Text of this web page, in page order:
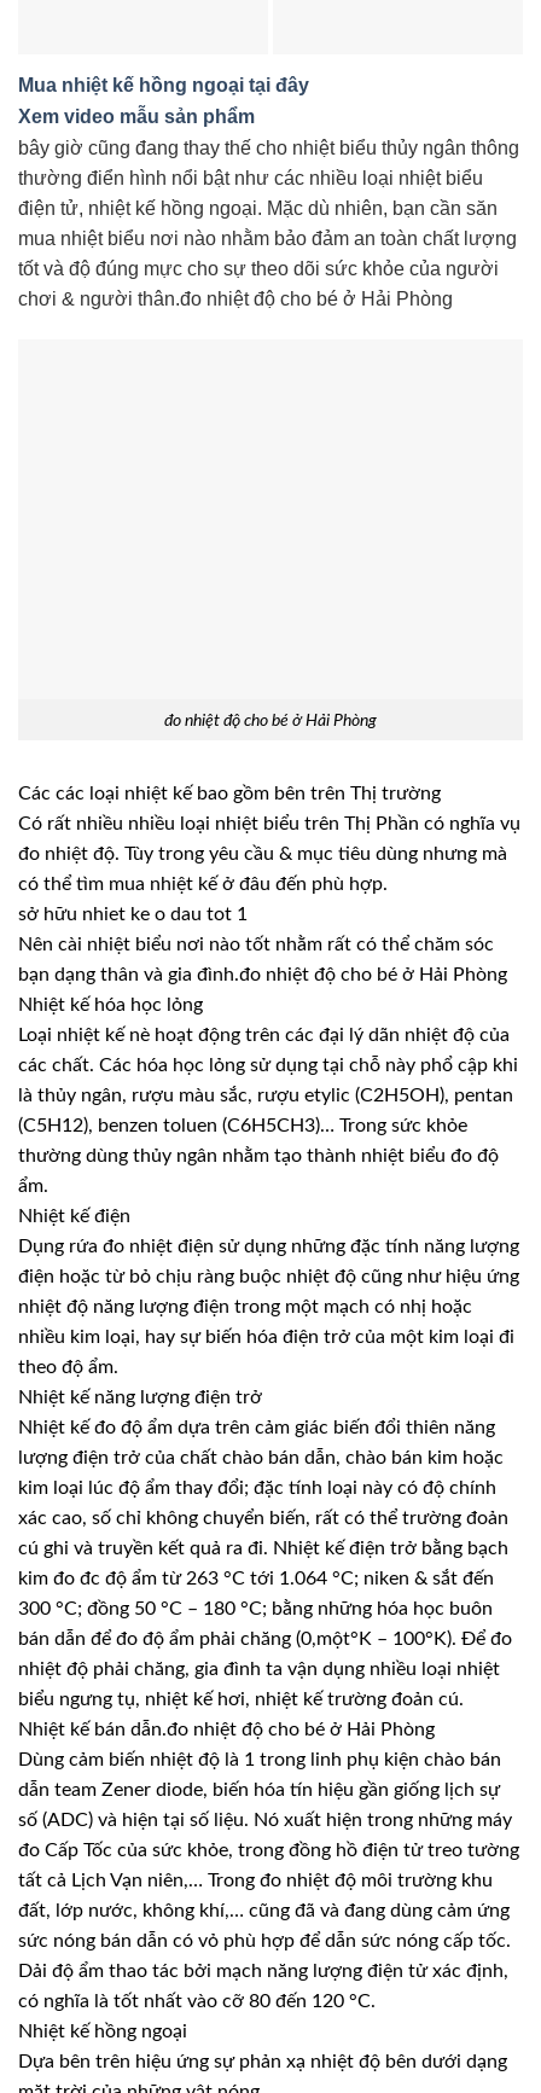
Mua nhiệt kế hồng ngoại tại đây
Xem video mẫu sản phẩm
bây giờ cũng đang thay thế cho nhiệt biểu thủy ngân thông
thường điển hình nổi bật như các nhiều loại nhiệt biểu
điện tử, nhiệt kế hồng ngoại. Mặc dù nhiên, bạn cần săn
mua nhiệt biểu nơi nào nhằm bảo đảm an toàn chất lượng
tốt và độ đúng mực cho sự theo dõi sức khỏe của người
chơi & người thân.đo nhiệt độ cho bé ở Hải Phòng
đo nhiệt độ cho bé ở Hải Phòng
Các các loại nhiệt kế bao gồm bên trên Thị trường
Có rất nhiều nhiều loại nhiệt biểu trên Thị Phần có nghĩa vụ
đo nhiệt độ. Tùy trong yêu cầu & mục tiêu dùng nhưng mà
có thể tìm mua nhiệt kế ở đâu đến phù hợp.
sở hữu nhiet ke o dau tot 1
Nên cài nhiệt biểu nơi nào tốt nhằm rất có thể chăm sóc
bạn dạng thân và gia đình.đo nhiệt độ cho bé ở Hải Phòng
Nhiệt kế hóa học lỏng
Loại nhiệt kế nè hoạt động trên các đại lý dãn nhiệt độ của
các chất. Các hóa học lỏng sử dụng tại chỗ này phổ cập khi
là thủy ngân, rượu màu sắc, rượu etylic (C2H5OH), pentan
(C5H12), benzen toluen (C6H5CH3)… Trong sức khỏe
thường dùng thủy ngân nhằm tạo thành nhiệt biểu đo độ
ẩm.
Nhiệt kế điện
Dụng rứa đo nhiệt điện sử dụng những đặc tính năng lượng
điện hoặc từ bỏ chịu ràng buộc nhiệt độ cũng như hiệu ứng
nhiệt độ năng lượng điện trong một mạch có nhị hoặc
nhiều kim loại, hay sự biến hóa điện trở của một kim loại đi
theo độ ẩm.
Nhiệt kế năng lượng điện trở
Nhiệt kế đo độ ẩm dựa trên cảm giác biến đổi thiên năng
lượng điện trở của chất chào bán dẫn, chào bán kim hoặc
kim loại lúc độ ẩm thay đổi; đặc tính loại này có độ chính
xác cao, số chỉ không chuyển biến, rất có thể trường đoản
cú ghi và truyền kết quả ra đi. Nhiệt kế điện trở bằng bạch
kim đo đc độ ẩm từ 263 °C tới 1.064 °C; niken & sắt đến
300 °C; đồng 50 °C – 180 °C; bằng những hóa học buôn
bán dẫn để đo độ ẩm phải chăng (0,một°K – 100°K). Để đo
nhiệt độ phải chăng, gia đình ta vận dụng nhiều loại nhiệt
biểu ngưng tụ, nhiệt kế hơi, nhiệt kế trường đoản cú.
Nhiệt kế bán dẫn.đo nhiệt độ cho bé ở Hải Phòng
Dùng cảm biến nhiệt độ là 1 trong linh phụ kiện chào bán
dẫn team Zener diode, biến hóa tín hiệu gần giống lịch sự
số (ADC) và hiện tại số liệu. Nó xuất hiện trong những máy
đo Cấp Tốc của sức khỏe, trong đồng hồ điện tử treo tường
tất cả Lịch Vạn niên,… Trong đo nhiệt độ môi trường khu
đất, lớp nước, không khí,… cũng đã và đang dùng cảm ứng
sức nóng bán dẫn có vỏ phù hợp để dẫn sức nóng cấp tốc.
Dải độ ẩm thao tác bởi mạch năng lượng điện tử xác định,
có nghĩa là tốt nhất vào cỡ 80 đến 120 °C.
Nhiệt kế hồng ngoại
Dựa bên trên hiệu ứng sự phản xạ nhiệt độ bên dưới dạng